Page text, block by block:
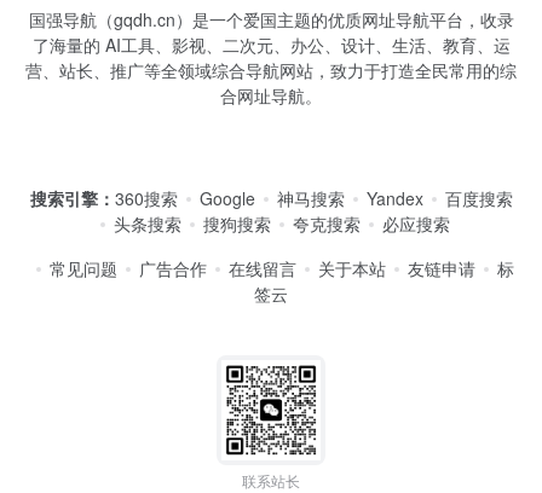
国强导航（gqdh.cn）是一个爱国主题的优质网址导航平台，收录
了海量的 AI工具、影视、二次元、办公、设计、生活、教育、运
营、站长、推广等全领域综合导航网站，致力于打造全民常用的综
合网址导航。
搜索引擎： 360搜索 Google 神马搜索 Yandex
百度搜索
头条搜索
搜狗搜索 夸克搜索
必应搜索
常见问题
广告合作 在线留言 关于本站 友链申请
标
签云
联系站长